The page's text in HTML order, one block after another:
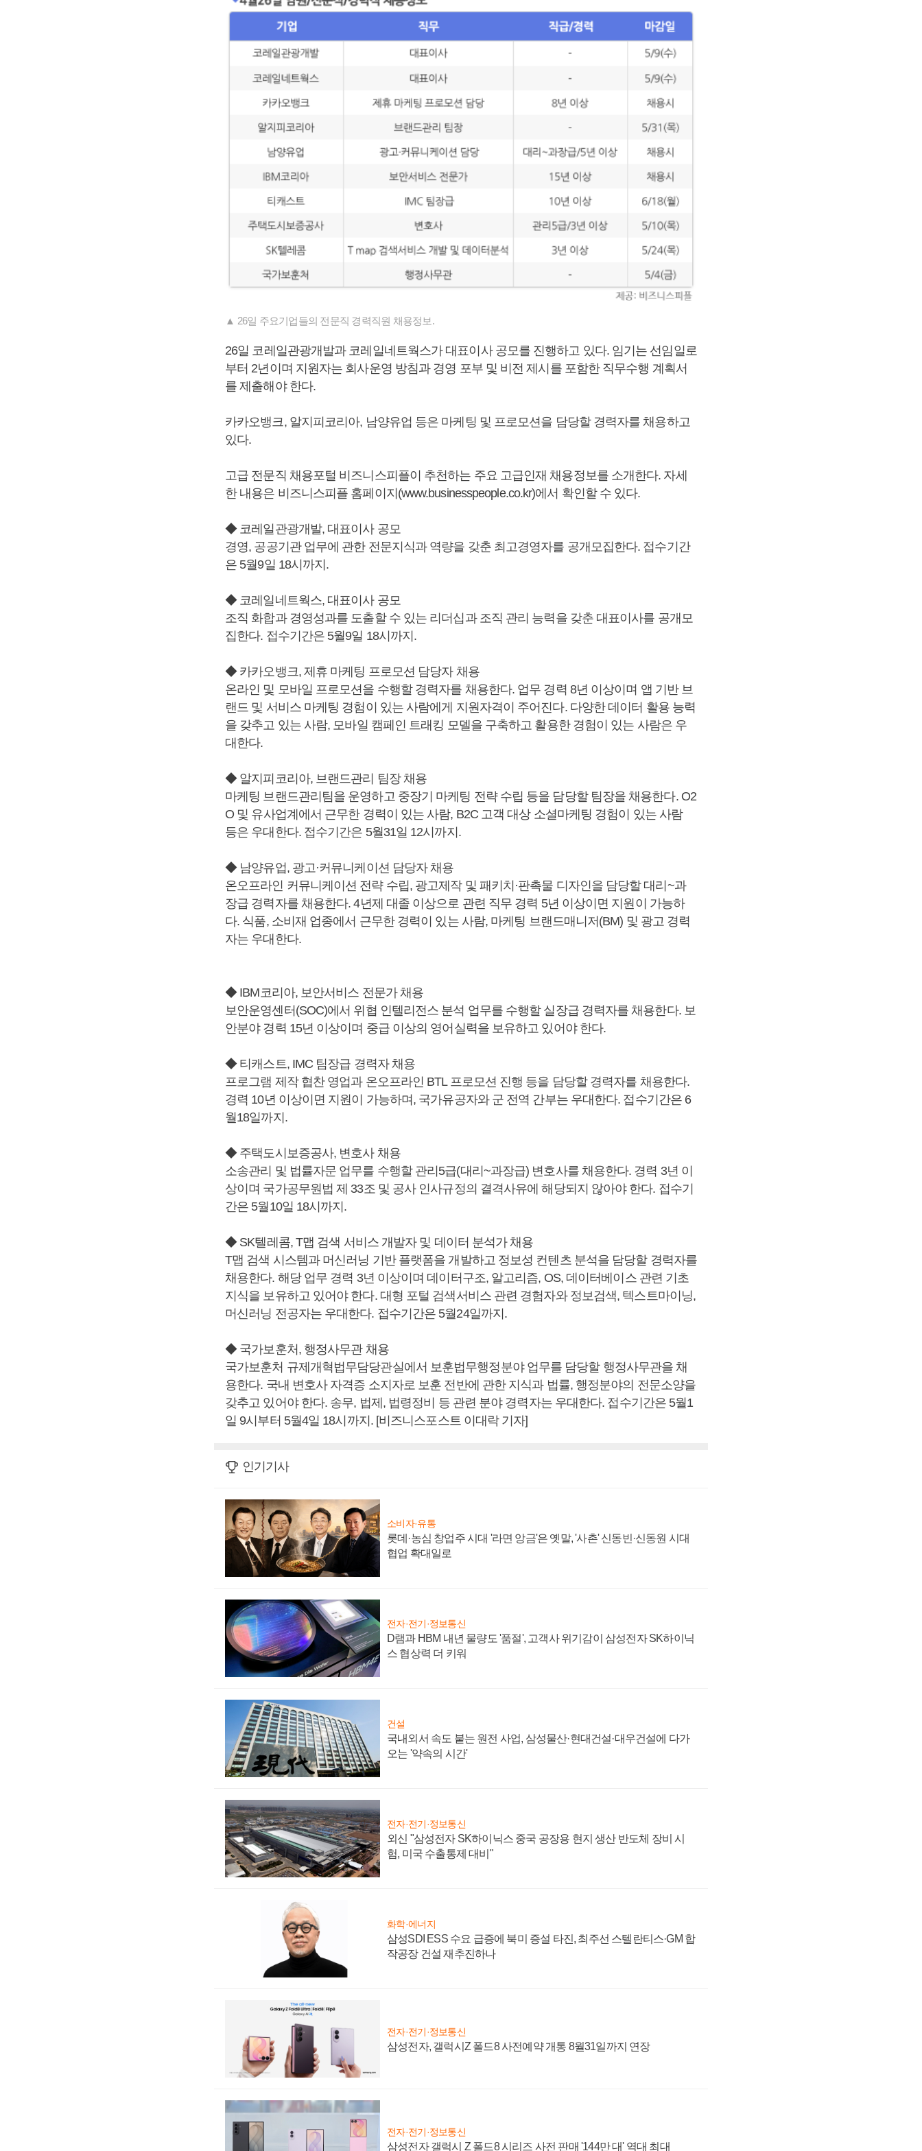
▲ 26일 주요기업들의 전문직 경력직원 채용정보.
26일 코레일관광개발과 코레일네트웍스가 대표이사 공모를 진행하고 있다. 임기는 선임일로
부터 2년이며 지원자는 회사운영 방침과 경영 포부 및 비전 제시를 포함한 직무수행 계획서
를 제출해야 한다.
카카오뱅크, 알지피코리아, 남양유업 등은 마케팅 및 프로모션을 담당할 경력자를 채용하고
있다.
고급 전문직 채용포털 비즈니스피플이 추천하는 주요 고급인재 채용정보를 소개한다. 자세
한 내용은 비즈니스피플 홈페이지(www.businesspeople.co.kr)에서 확인할 수 있다.
◆ 코레일관광개발, 대표이사 공모
경영, 공공기관 업무에 관한 전문지식과 역량을 갖춘 최고경영자를 공개모집한다. 접수기간
은 5월9일 18시까지.
◆ 코레일네트웍스, 대표이사 공모
조직 화합과 경영성과를 도출할 수 있는 리더십과 조직 관리 능력을 갖춘 대표이사를 공개모
집한다. 접수기간은 5월9일 18시까지.
◆ 카카오뱅크, 제휴 마케팅 프로모션 담당자 채용
온라인 및 모바일 프로모션을 수행할 경력자를 채용한다. 업무 경력 8년 이상이며 앱 기반 브
랜드 및 서비스 마케팅 경험이 있는 사람에게 지원자격이 주어진다. 다양한 데이터 활용 능력
을 갖추고 있는 사람, 모바일 캠페인 트래킹 모델을 구축하고 활용한 경험이 있는 사람은 우
대한다.
◆ 알지피코리아, 브랜드관리 팀장 채용
마케팅 브랜드관리팀을 운영하고 중장기 마케팅 전략 수립 등을 담당할 팀장을 채용한다. O2
O 및 유사업계에서 근무한 경력이 있는 사람, B2C 고객 대상 소셜마케팅 경험이 있는 사람
등은 우대한다. 접수기간은 5월31일 12시까지.
◆ 남양유업, 광고·커뮤니케이션 담당자 채용
온오프라인 커뮤니케이션 전략 수립, 광고제작 및 패키치·판촉물 디자인을 담당할 대리~과
장급 경력자를 채용한다. 4년제 대졸 이상으로 관련 직무 경력 5년 이상이면 지원이 가능하
다. 식품, 소비재 업종에서 근무한 경력이 있는 사람, 마케팅 브랜드매니저(BM) 및 광고 경력
자는 우대한다.
◆ IBM코리아, 보안서비스 전문가 채용
보안운영센터(SOC)에서 위협 인텔리전스 분석 업무를 수행할 실장급 경력자를 채용한다. 보
안분야 경력 15년 이상이며 중급 이상의 영어실력을 보유하고 있어야 한다.
◆ 티캐스트, IMC 팀장급 경력자 채용
프로그램 제작 협찬 영업과 온오프라인 BTL 프로모션 진행 등을 담당할 경력자를 채용한다.
경력 10년 이상이면 지원이 가능하며, 국가유공자와 군 전역 간부는 우대한다. 접수기간은 6
월18일까지.
◆ 주택도시보증공사, 변호사 채용
소송관리 및 법률자문 업무를 수행할 관리5급(대리~과장급) 변호사를 채용한다. 경력 3년 이
상이며 국가공무원법 제 33조 및 공사 인사규정의 결격사유에 해당되지 않아야 한다. 접수기
간은 5월10일 18시까지.
◆ SK텔레콤, T맵 검색 서비스 개발자 및 데이터 분석가 채용
T맵 검색 시스템과 머신러닝 기반 플랫폼을 개발하고 정보성 컨텐츠 분석을 담당할 경력자를
채용한다. 해당 업무 경력 3년 이상이며 데이터구조, 알고리즘, OS, 데이터베이스 관련 기초
지식을 보유하고 있어야 한다. 대형 포털 검색서비스 관련 경험자와 정보검색, 텍스트마이닝,
머신러닝 전공자는 우대한다. 접수기간은 5월24일까지.
◆ 국가보훈처, 행정사무관 채용
국가보훈처 규제개혁법무담당관실에서 보훈법무행정분야 업무를 담당할 행정사무관을 채
용한다. 국내 변호사 자격증 소지자로 보훈 전반에 관한 지식과 법률, 행정분야의 전문소양을
갖추고 있어야 한다. 송무, 법제, 법령정비 등 관련 분야 경력자는 우대한다. 접수기간은 5월1
일 9시부터 5월4일 18시까지. [비즈니스포스트 이대락 기자]
인기기사
소비자·유통
롯데·농심 창업주 시대 '라면 앙금'은 옛말, '사촌' 신동빈·신동원 시대
협업 확대일로
전자·전기·정보통신
D램과 HBM 내년 물량도 '품절', 고객사 위기감이 삼성전자 SK하이닉
스 협상력 더 키워
건설
국내외서 속도 붙는 원전 사업, 삼성물산·현대건설·대우건설에 다가
오는 '약속의 시간'
전자·전기·정보통신
외신 "삼성전자 SK하이닉스 중국 공장용 현지 생산 반도체 장비 시
험, 미국 수출통제 대비"
화학·에너지
삼성SDI ESS 수요 급증에 북미 증설 타진, 최주선 스텔란티스·GM 합
작공장 건설 재추진하나
전자·전기·정보통신
삼성전자, 갤럭시Z 폴드8 사전예약 개통 8월31일까지 연장
전자·전기·정보통신
삼성전자 갤럭시 Z 폴드8 시리즈 사전 판매 '144만 대' 역대 최대